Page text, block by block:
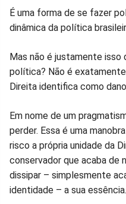
É uma forma de se fazer
dinâmica da política
Mas não é justamente isso
política? Não é
Direita identifica como
Em nome de um
perder. Essa é uma
risco a própria unidade da
conservador que acaba de
dissipar – simplesmente
identidade – a sua essência.